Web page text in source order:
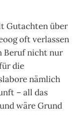
Gutachten über
oft verlassen
Beruf nicht nur
die
nämlich
– all das
wäre Grund